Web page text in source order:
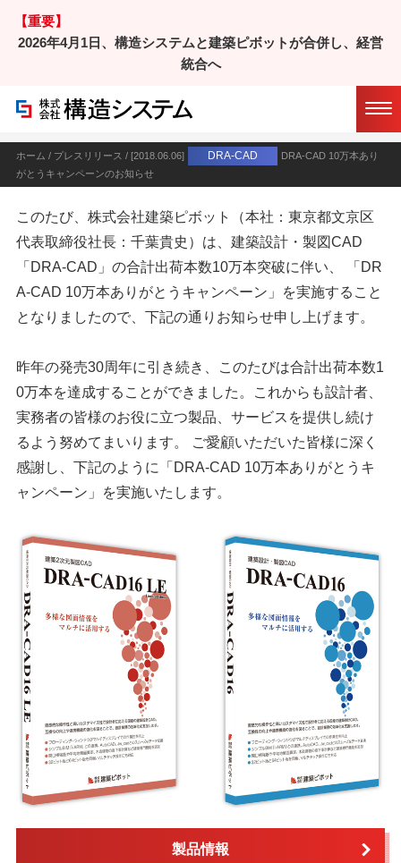
【重要】
2026年4月1日、構造システムと建築ピボットが合併し、経営
統合へ
DRA-CAD 10万本ありがとうキャン
ペーンのお知らせ
ホーム / プレスリリース / [2018.06.06] DRA-CAD
DRA-CAD 10万本あり
がとうキャンペーンのお知らせ
このたび、株式会社建築ピボット（本社：東京都文京区
代表取締役社長：千葉貴史）は、建築設計・製図CAD
「DRA-CAD」の合計出荷本数10万本突破に伴い、 「DR
A-CAD 10万本ありがとうキャンペーン」を実施すること
となりましたので、下記の通りお知らせ申し上げます。
昨年の発売30周年に引き続き、このたびは合計出荷本数1
0万本を達成することができました。これからも設計者、
実務者の皆様のお役に立つ製品、サービスを提供し続け
るよう努めてまいります。 ご愛顧いただいた皆様に深く
感謝し、下記のように「DRA-CAD 10万本ありがとうキ
ャンペーン」を実施いたします。
製品情報